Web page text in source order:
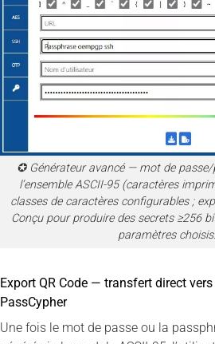
✪ Générateur avancé — mot de passe/
l’ensemble ASCII-95 (caractères
classes de caractères configurables ;
Conçu pour produire des secrets ≥256
paramètres choisis.
Export QR Code — transfert direct
PassCypher
Une fois le mot de passe ou la